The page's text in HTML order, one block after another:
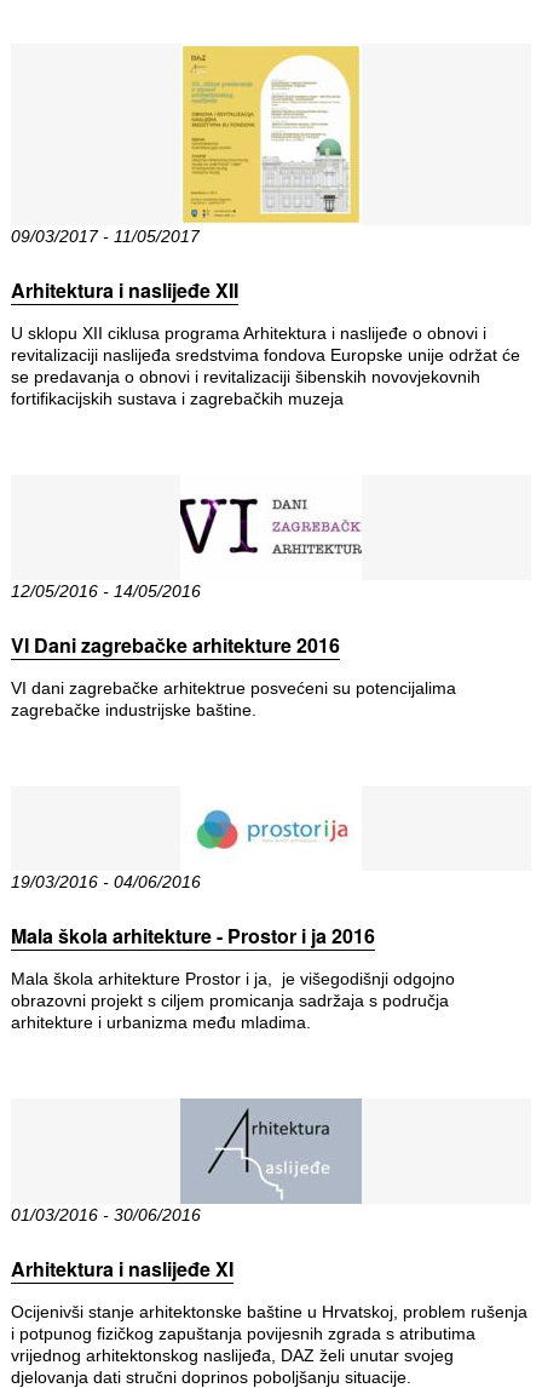
09/03/2017 - 11/05/2017
Arhitektura i naslijeđe XII
U sklopu XII ciklusa programa Arhitektura i naslijeđe o obnovi i
revitalizaciji naslijeđa sredstvima fondova Europske unije održat će
se predavanja o obnovi i revitalizaciji šibenskih novovjekovnih
fortifikacijskih sustava i zagrebačkih muzeja
12/05/2016 - 14/05/2016
VI Dani zagrebačke arhitekture 2016
VI dani zagrebačke arhitektrue posvećeni su potencijalima
zagrebačke industrijske baštine.
19/03/2016 - 04/06/2016
Mala škola arhitekture - Prostor i ja 2016
Mala škola arhitekture Prostor i ja, je višegodišnji odgojno
obrazovni projekt s ciljem promicanja sadržaja s područja
arhitekture i urbanizma među mladima.
01/03/2016 - 30/06/2016
Arhitektura i naslijeđe XI
Ocijenivši stanje arhitektonske baštine u Hrvatskoj, problem rušenja
i potpunog fizičkog zapuštanja povijesnih zgrada s atributima
vrijednog arhitektonskog naslijeđa, DAZ želi unutar svojeg
djelovanja dati stručni doprinos poboljšanju situacije.